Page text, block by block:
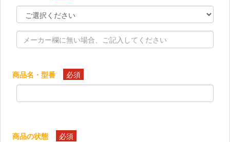
商品名・型番 必須
商品の状態 必須